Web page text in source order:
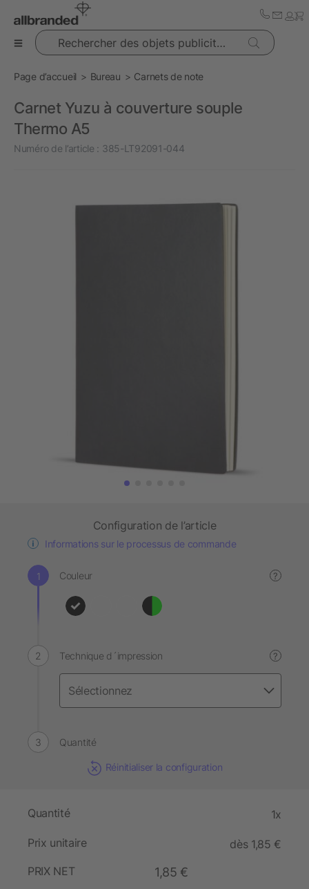
Rechercher des objets publicitaires
Page d’accueil Bureau Carnets de note
Carnet Yuzu à couverture souple
Thermo A5
Numéro de l’article : 385-LT92091-044
Configuration de l’article
Informations sur le processus de commande
Couleur ?
Technique d´impression ?
Quantité
Réinitialiser la configuration
Quantité 1x
Prix unitaire
dès 1,85 €
PRIX NET
1,85 €